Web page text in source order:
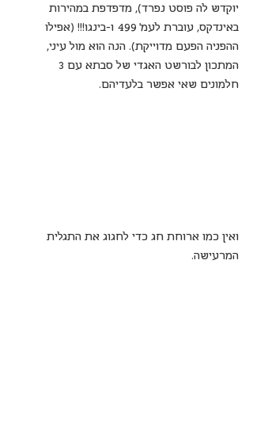
יוקדש לה פוסט נפרד), מדפדפת במהירות
באינדקס, עוברת לעמ' 499 ו-בינגו!!! (אפילו
ההפניה הפעם מדוייקת). הנה הוא מול עיני,
חלמונים שאי אפשר בלעדיהם.
ואין כמו ארוחת חג כדי לחגוג את התגלית
המרעישה.